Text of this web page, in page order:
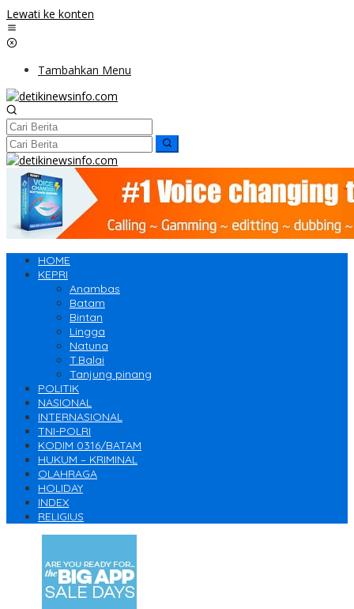
Lewati ke konten
Tambahkan Menu
HOME
KEPRI
Anambas
Batam
Bintan
Lingga
Natuna
T.Balai
Tanjung pinang
POLITIK
NASIONAL
INTERNASIONAL
TNI-POLRI
KODIM 0316/BATAM
HUKUM – KRIMINAL
OLAHRAGA
HOLIDAY
INDEX
RELIGIUS